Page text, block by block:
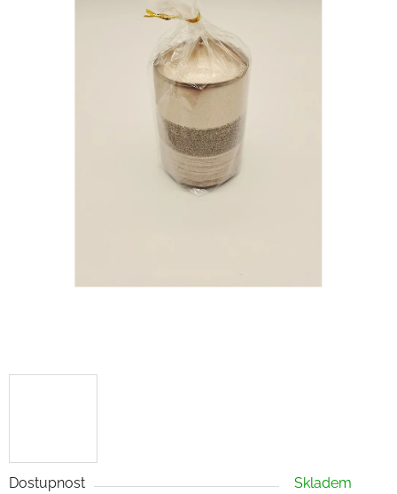
Dostupnost
Skladem